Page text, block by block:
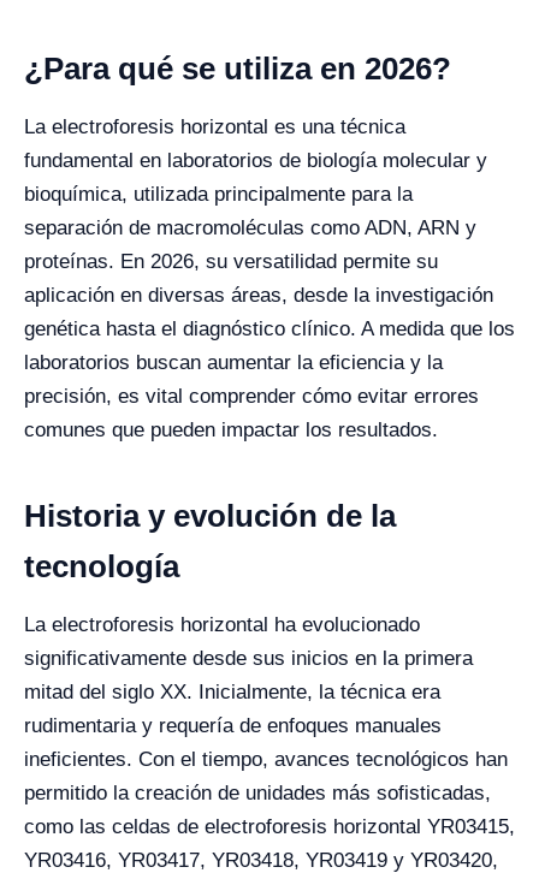
¿Para qué se utiliza en 2026?
La electroforesis horizontal es una técnica
fundamental en laboratorios de biología molecular y
bioquímica, utilizada principalmente para la
separación de macromoléculas como ADN, ARN y
proteínas. En 2026, su versatilidad permite su
aplicación en diversas áreas, desde la investigación
genética hasta el diagnóstico clínico. A medida que los
laboratorios buscan aumentar la eficiencia y la
precisión, es vital comprender cómo evitar errores
comunes que pueden impactar los resultados.
Historia y evolución de la
tecnología
La electroforesis horizontal ha evolucionado
significativamente desde sus inicios en la primera
mitad del siglo XX. Inicialmente, la técnica era
rudimentaria y requería de enfoques manuales
ineficientes. Con el tiempo, avances tecnológicos han
permitido la creación de unidades más sofisticadas,
como las celdas de electroforesis horizontal YR03415,
YR03416, YR03417, YR03418, YR03419 y YR03420,